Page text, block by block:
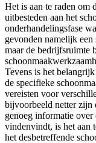
Het is aan te raden om
uitbesteden aan het
onderhandelingsfase
gevonden namelijk
maar de bedrijfsruimte
Tevens is het
de specifieke
vereisten voor
bijvoorbeeld netter zijn
genoeg informatie
vindenvindt, is het aan
het desbetreffende